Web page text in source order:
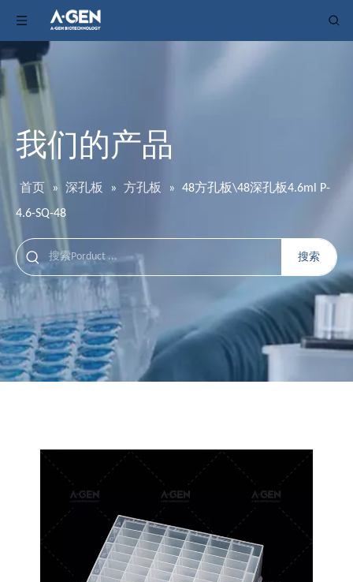
我们的产品
首页 » 深孔板 » 方孔板 »
48方孔板\48深孔板4.6ml P-
4.6-SQ-48
搜索